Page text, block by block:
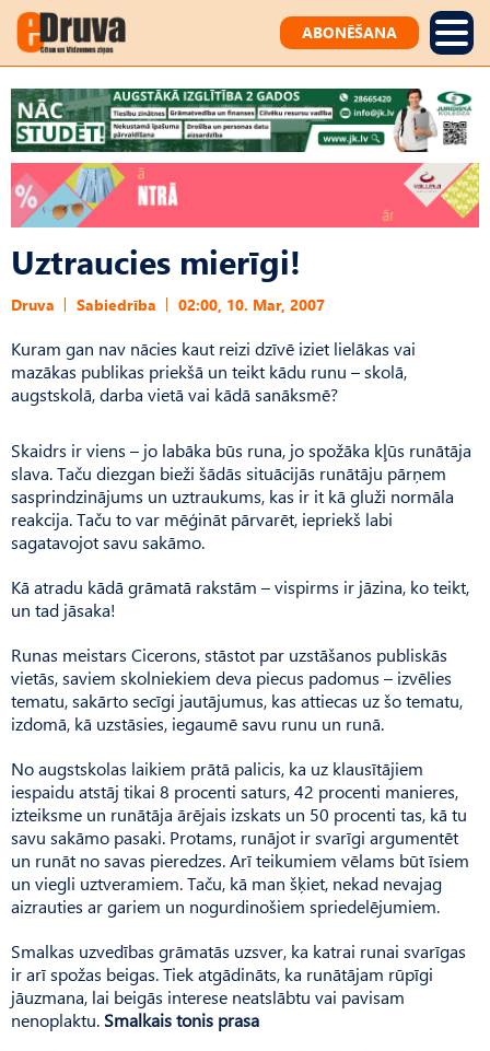
ABONĒŠANA
Uztraucies mierīgi!
Druva Sabiedrība 02:00, 10. Mar, 2007
Kuram gan nav nācies kaut reizi dzīvē iziet lielākas vai
mazākas publikas priekšā un teikt kādu runu – skolā,
augstskolā, darba vietā vai kādā sanāksmē?
Skaidrs ir viens – jo labāka būs runa, jo spožāka kļūs runātāja
slava. Taču diezgan bieži šādās situācijās runātāju pārņem
sasprindzinājums un uztraukums, kas ir it kā gluži normāla
reakcija. Taču to var mēģināt pārvarēt, iepriekš labi
sagatavojot savu sakāmo.
Kā atradu kādā grāmatā rakstām – vispirms ir jāzina, ko teikt,
un tad jāsaka!
Runas meistars Cicerons, stāstot par uzstāšanos publiskās
vietās, saviem skolniekiem deva piecus padomus – izvēlies
tematu, sakārto secīgi jautājumus, kas attiecas uz šo tematu,
izdomā, kā uzstāsies, iegaumē savu runu un runā.
No augstskolas laikiem prātā palicis, ka uz klausītājiem
iespaidu atstāj tikai 8 procenti saturs, 42 procenti manieres,
izteiksme un runātāja ārējais izskats un 50 procenti tas, kā tu
savu sakāmo pasaki. Protams, runājot ir svarīgi argumentēt
un runāt no savas pieredzes. Arī teikumiem vēlams būt īsiem
un viegli uztveramiem. Taču, kā man šķiet, nekad nevajag
aizrauties ar gariem un nogurdinošiem spriedelējumiem.
Smalkas uzvedības grāmatās uzsver, ka katrai runai svarīgas
ir arī spožas beigas. Tiek atgādināts, ka runātājam rūpīgi
jāuzmana, lai beigās interese neatslābtu vai pavisam
nenoplaktu. Smalkais tonis prasa